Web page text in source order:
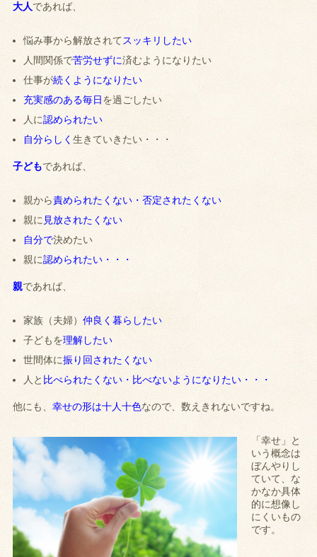
大人であれば、
悩み事から解放されてスッキリしたい
人間関係で苦労せずに済むようになりたい
仕事が続くようになりたい
充実感のある毎日を過ごしたい
人に認められたい
自分らしく生きていきたい・・・
子どもであれば、
親から責められたくない・否定されたくない
親に 見放されたくない
自分で決めたい
親に認められたい・・・
親であれば、
家族（夫婦）仲良く暮らしたい
子どもを理解したい
世間体に振り回されたくない
人と 比べられたくない・比べないようになりたい・・・
他にも、幸せの形は十人十色なので、数えきれないですね。
「幸せ」と
いう概念は
ぼんやりし
ていて、な
かなか具体
的に想像し
にくいもの
です。